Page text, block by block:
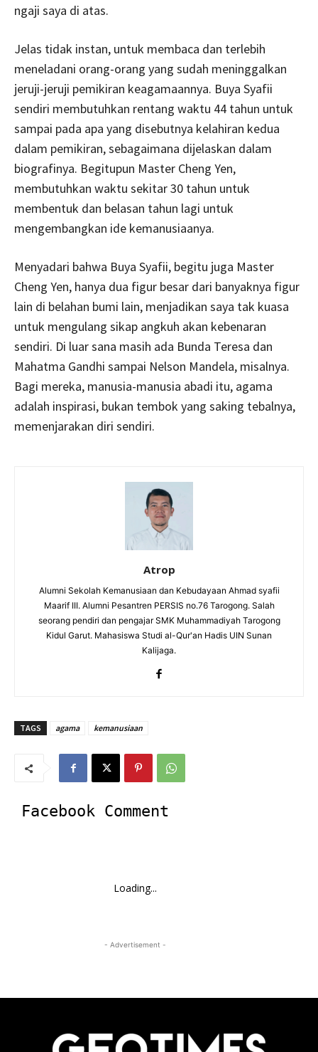
ngaji saya di atas.
Jelas tidak instan, untuk membaca dan terlebih
meneladani orang-orang yang sudah meninggalkan
jeruji-jeruji pemikiran keagamaannya. Buya Syafii
sendiri membutuhkan rentang waktu 44 tahun untuk
sampai pada apa yang disebutnya kelahiran kedua
dalam pemikiran, sebagaimana dijelaskan dalam
biografinya. Begitupun Master Cheng Yen,
membutuhkan waktu sekitar 30 tahun untuk
membentuk dan belasan tahun lagi untuk
mengembangkan ide kemanusiaanya.
Menyadari bahwa Buya Syafii, begitu juga Master
Cheng Yen, hanya dua figur besar dari banyaknya figur
lain di belahan bumi lain, menjadikan saya tak kuasa
untuk mengulang sikap angkuh akan kebenaran
sendiri. Di luar sana masih ada Bunda Teresa dan
Mahatma Gandhi sampai Nelson Mandela, misalnya.
Bagi mereka, manusia-manusia abadi itu, agama
adalah inspirasi, bukan tembok yang saking tebalnya,
memenjarakan diri sendiri.
Atrop
Alumni Sekolah Kemanusiaan dan Kebudayaan Ahmad syafii
Maarif III. Alumni Pesantren PERSIS no.76 Tarogong. Salah
seorang pendiri dan pengajar SMK Muhammadiyah Tarogong
Kidul Garut. Mahasiswa Studi al-Qur'an Hadis UIN Sunan
Kalijaga.
TAGS agama kemanusiaan
Facebook Comment
Loading...
- Advertisement -